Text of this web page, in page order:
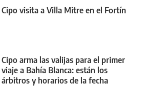
Cipo visita a Villa Mitre en el Fortín
Cipo arma las valijas para el primer
viaje a Bahía Blanca: están los
árbitros y horarios de la fecha